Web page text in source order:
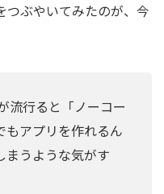
つぶやいてみたのが、今
流行ると「ノーコー
もアプリを作れるん
まうような気がす